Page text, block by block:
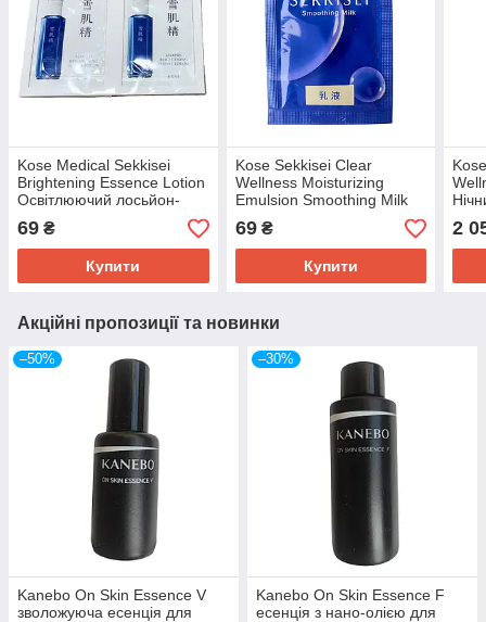
Kose Medical Sekkisei
Brightening Essence Lotion
Освітлюючий лосьйон-
есенція, пробник 6 мл (2х
3 мл)
69 ₴
Купити
Kose Sekkisei Clear
Wellness Moisturizing
Emulsion Smoothing Milk
Розгладжуюче зволожуюче
молочко, пробник 2,5 мл
69₴
Купити
2
Акційні пропозиції та новинки
–50%
Kanebo On Skin Essence V
зволожуюча есенція для
–30%
Kanebo On Skin Essence F
есенція з нано-олією для